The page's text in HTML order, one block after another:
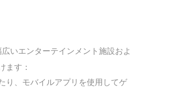
いエンターテインメント施設およ
ます：
り、モバイルアプリを使用してゲ